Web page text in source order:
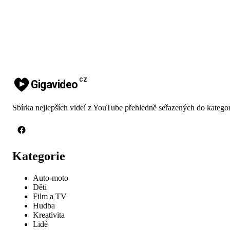
Gigavideo CZ
Sbírka nejlepších videí z YouTube přehledně seřazených do
Kategorie
Auto-moto
Děti
Film a TV
Hudba
Kreativita
Lidé